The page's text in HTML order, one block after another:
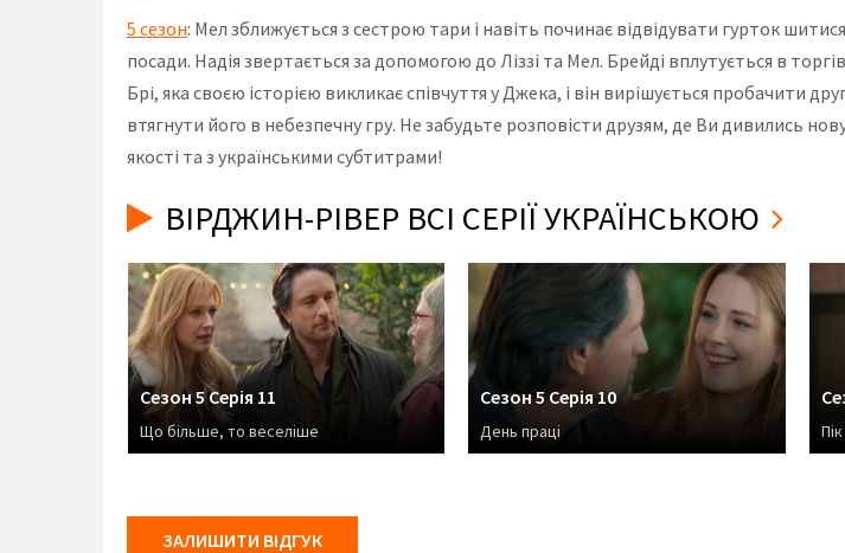
5 сезон: Мел зближується з сестрою тари і навіть починає відвідувати гурток
посади. Надія звертається за допомогою до Ліззі та Мел. Брейді вплутується в
Брі, яка своєю історією викликає співчуття у Джека, і він вирішується пробачити
втягнути його в небезпечну гру. Не забудьте розповісти друзям, де Ви дивились
якості та з українськими субтитрами!
ВІРДЖИН-РІВЕР ВСІ СЕРІЇ УКРАЇНСЬКОЮ
Сезон 5 Серія 11
Що більше, то веселіше
Сезон 5 Серія 10
День праці
ЗАЛИШИТИ ВІДГУК